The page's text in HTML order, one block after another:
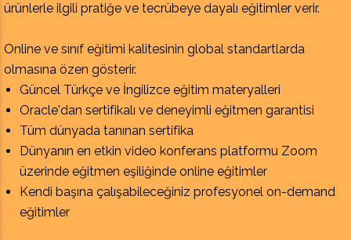
ürünlerle ilgili pratiğe ve tecrübeye dayalı eğitimler verir.
Online ve sınıf eğitimi kalitesinin global standartlarda
olmasına özen gösterir.
Güncel Türkçe ve İngilizce eğitim materyalleri
Oracle'dan sertifikalı ve deneyimli eğitmen garantisi
Tüm dünyada tanınan sertifika
Dünyanın en etkin video konferans platformu Zoom
üzerinde eğitmen eşiliğinde online eğitimler
Kendi başına çalışabileceğiniz profesyonel on-demand
eğitimler